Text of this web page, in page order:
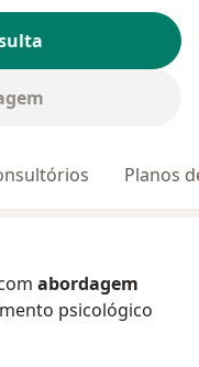
Planos
abordagem
psicológico